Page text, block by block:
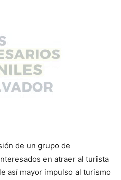
de un grupo de
en atraer al turista
así mayor impulso al turismo